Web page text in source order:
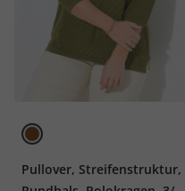
Pullover, Streifenstruktur,